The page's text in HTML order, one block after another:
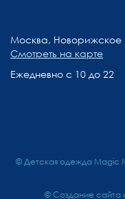
Москва, Новорижское
Смотреть на карте
Ежедневно с 10 до 22
© Детская одежда Magic
© Создание сайта